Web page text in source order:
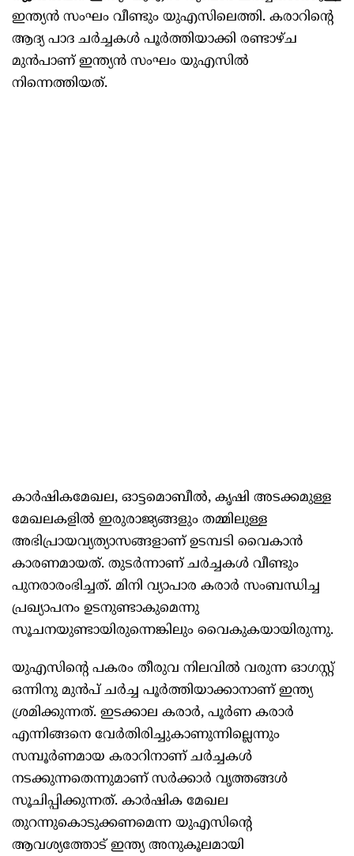
ഇന്ത്യൻ സംഘം വീണ്ടും യുഎസിലെത്തി. കരാറിന്റെ
ആദ്യ പാദ ചർച്ചകൾ പൂർത്തിയാക്കി രണ്ടാഴ്ച
മുൻപാണ് ഇന്ത്യൻ സംഘം യുഎസിൽ
നിന്നെത്തിയത്.
കാർഷികമേഖല, ഓട്ടമൊബീൽ, കൃഷി അടക്കമുള്ള
മേഖലകളിൽ ഇരുരാജ്യങ്ങളും തമ്മിലുള്ള
അഭിപ്രായവ്യത്യാസങ്ങളാണ് ഉടമ്പടി വൈകാൻ
കാരണമായത്. തുടർന്നാണ് ചർച്ചകൾ വീണ്ടും
പുനരാരംഭിച്ചത്. മിനി വ്യാപാര കരാർ സംബന്ധിച്ച
പ്രഖ്യാപനം ഉടനുണ്ടാകുമെന്നു
സൂചനയുണ്ടായിരുന്നെങ്കിലും വൈകുകയായിരുന്നു.
യുഎസിന്റെ പകരം തീരുവ നിലവിൽ വരുന്ന ഓഗസ്റ്റ്
ഒന്നിനു മുൻപ് ചർച്ച പൂർത്തിയാക്കാനാണ് ഇന്ത്യ
ശ്രമിക്കുന്നത്. ഇടക്കാല കരാർ, പൂർണ കരാർ
എന്നിങ്ങനെ വേർതിരിച്ചുകാണുന്നില്ലെന്നും
സമ്പൂർണമായ കരാറിനാണ് ചർച്ചകൾ
നടക്കുന്നതെന്നുമാണ് സർക്കാർ വൃത്തങ്ങൾ
സൂചിപ്പിക്കുന്നത്. കാർഷിക മേഖല
തുറന്നുകൊടുക്കണമെന്ന യുഎസിന്റെ
ആവശ്യത്തോട് ഇന്ത്യ അനുകൂലമായി